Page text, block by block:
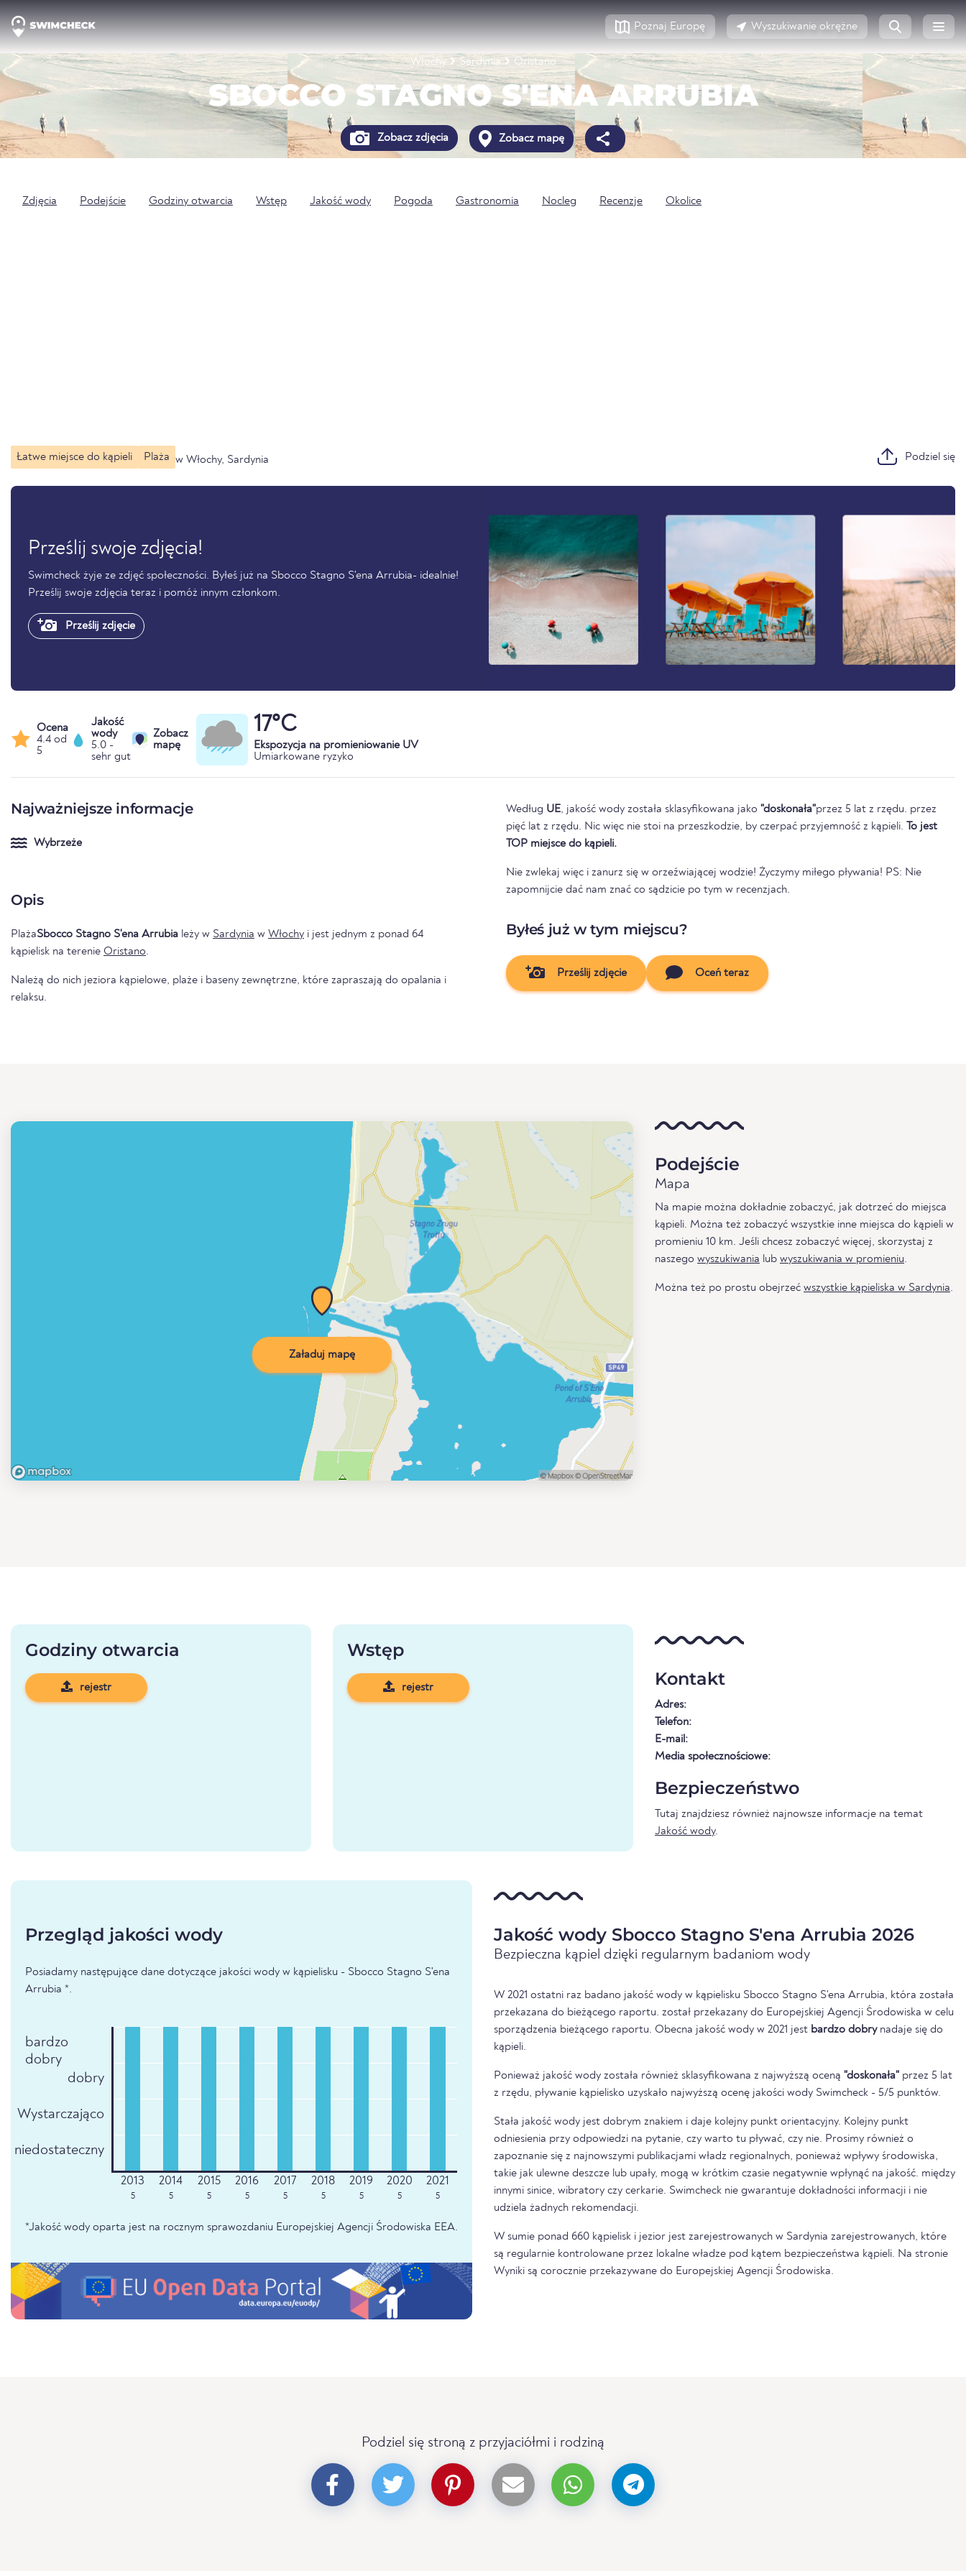
Poznaj Europę Wyszukiwanie okrężne
Włochy Sardynia Oristano
SBOCCO STAGNO S'ENA ARRUBIA
Zobacz zdjęcia Zobacz mapę
Zdjęcia Podejście Godziny otwarcia Wstęp Jakość wody Pogoda Gastronomia Nocleg Recenzje Okolice
Łatwe miejsce do kąpieli Plaża w Włochy, Sardynia Podziel się
Prześlij swoje zdjęcia!
Swimcheck żyje ze zdjęć społeczności. Byłeś już na Sbocco Stagno S'ena Arrubia- idealnie!
Prześlij swoje zdjęcia teraz i pomóż innym członkom.
Prześlij zdjęcie
Ocena
4.4 od
5
Jakość
wody
5.0 -
sehr gut
Zobacz
mapę
17°C
Ekspozycja na promieniowanie UV
Umiarkowane ryzyko
Najważniejsze informacje
Wybrzeże
Opis
PlażaSbocco Stagno S'ena Arrubia leży w Sardynia w Włochy i jest jednym z ponad 64
kąpielisk na terenie Oristano.
Należą do nich jeziora kąpielowe, plaże i baseny zewnętrzne, które zapraszają do opalania i
relaksu.
Według UE, jakość wody została sklasyfikowana jako "doskonała"przez 5 lat z rzędu. przez
pięć lat z rzędu. Nic więc nie stoi na przeszkodzie, by czerpać przyjemność z kąpieli. To jest
TOP miejsce do kąpieli.
Nie zwlekaj więc i zanurz się w orzeźwiającej wodzie! Życzymy miłego pływania! PS: Nie
zapomnijcie dać nam znać co sądzicie po tym w recenzjach.
Byłeś już w tym miejscu?
Prześlij zdjęcie Oceń teraz
Załaduj mapę
Podejście
Mapa
Na mapie można dokładnie zobaczyć, jak dotrzeć do miejsca
kąpieli. Można też zobaczyć wszystkie inne miejsca do kąpieli w
promieniu 10 km. Jeśli chcesz zobaczyć więcej, skorzystaj z
naszego wyszukiwania lub wyszukiwania w promieniu.
Można też po prostu obejrzeć wszystkie kąpieliska w Sardynia.
Godziny otwarcia
rejestr
Wstęp
rejestr Kontakt
Adres:
Telefon:
E-mail:
Media społecznościowe:
Bezpieczeństwo
Tutaj znajdziesz również najnowsze informacje na temat
Jakość wody.
Przegląd jakości wody
Posiadamy następujące dane dotyczące jakości wody w kąpielisku - Sbocco Stagno S'ena
Arrubia *.
bardzo
dobry
dobry
Wystarczająco
niedostateczny
5 5 5 5 5 5 5 5 5
*Jakość wody oparta jest na rocznym sprawozdaniu Europejskiej Agencji Środowiska EEA.
Jakość wody Sbocco Stagno S'ena Arrubia 2026
Bezpieczna kąpiel dzięki regularnym badaniom wody
W 2021 ostatni raz badano jakość wody w kąpielisku Sbocco Stagno S'ena Arrubia, która została
przekazana do bieżącego raportu. został przekazany do Europejskiej Agencji Środowiska w celu
sporządzenia bieżącego raportu. Obecna jakość wody w 2021 jest bardzo dobrynadaje się do
kąpieli.
Ponieważ jakość wody została również sklasyfikowana z najwyższą oceną "doskonała" przez 5 lat
z rzędu, pływanie kąpielisko uzyskało najwyższą ocenę jakości wody Swimcheck - 5/5 punktów.
Stała jakość wody jest dobrym znakiem i daje kolejny punkt orientacyjny. Kolejny punkt
odniesienia przy odpowiedzi na pytanie, czy warto tu pływać, czy nie. Prosimy również o
zapoznanie się z najnowszymi publikacjami władz regionalnych, ponieważ wpływy środowiska,
takie jak ulewne deszcze lub upały, mogą w krótkim czasie negatywnie wpłynąć na jakość. między
innymi sinice, wibratory czy cerkarie. Swimcheck nie gwarantuje dokładności informacji i nie
udziela żadnych rekomendacji.
W sumie ponad 660 kąpielisk i jezior jest zarejestrowanych w Sardynia zarejestrowanych, które
są regularnie kontrolowane przez lokalne władze pod kątem bezpieczeństwa kąpieli. Na stronie
Wyniki są corocznie przekazywane do Europejskiej Agencji Środowiska.
Podziel się stroną z przyjaciółmi i rodziną